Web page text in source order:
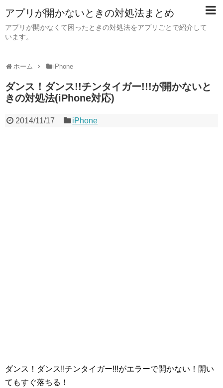
アプリが開かないときの対処法まとめ
アプリが開かなくて困ったときの対処法をアプリごとで紹介して
います。
ホーム iPhone
ダンス！ダンス!!チンタイガー!!!が開かないと
きの対処法(iPhone対応)
2014/11/17 iPhone
ダンス！ダンス!!チンタイガー!!!がエラーで開かない！開い
てもすぐ落ちる！